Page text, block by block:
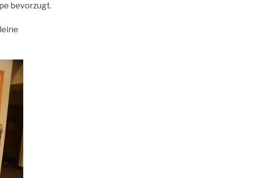
bevorzugt.